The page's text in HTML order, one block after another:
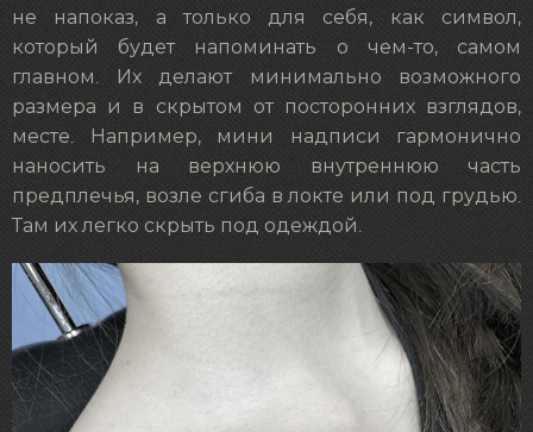
не напоказ, а только для себя, как символ,
который будет напоминать о чем-то, самом
главном. Их делают минимально возможного
размера и в скрытом от посторонних взглядов,
месте. Например, мини надписи гармонично
наносить на верхнюю внутреннюю часть
предплечья, возле сгиба в локте или под грудью.
Там их легко скрыть под одеждой.